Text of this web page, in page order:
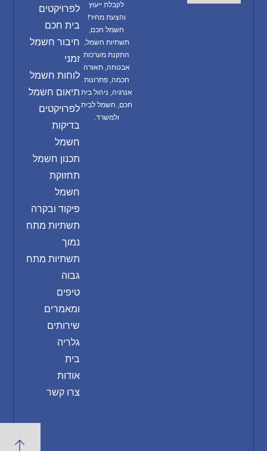
לקבלת ייעוץ
והצעת מחיר!
חשמל חכם,
תשתיות חשמל,
התקנת מערכות
אבטחה, תאורה
חכמה, פתרונות
אנרגיה, ניהול בית
חכם, חשמל לבית
ולמשרד.
לפרויקטים
בית חכם
חיבור חשמל
זמני
לוחות חשמל
תיאום חשמל
לפרויקטים
בדיקות
חשמל
תכנון חשמל
תחזוקת
חשמל
פיקוד ובקרה
תשתיות מתח
נמוך
תשתיות מתח
גבוה
טיפים
ומאמרים
שירותים
גלריה
בית
אודות
צרו קשר